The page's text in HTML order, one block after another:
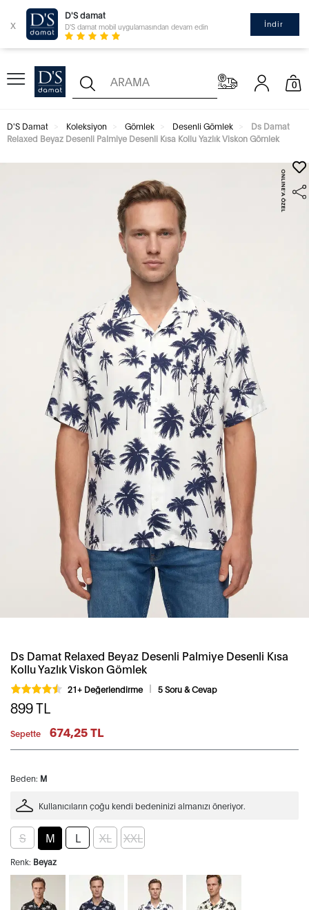
x
D'S damat
D'S damat mobil uygulamasından devam edin İndir
0
D'S Damat Koleksiyon Gömlek Desenli Gömlek
Ds Damat
Relaxed Beyaz Desenli Palmiye Desenli Kısa Kollu Yazlık Viskon Gömlek
Ds Damat Relaxed Beyaz Desenli Palmiye Desenli Kısa
Kollu Yazlık Viskon Gömlek
21+ Değerlendirme 5 Soru & Cevap
899TL
Sepette 674,25 TL
Beden: M
Kullanıcıların çoğu kendi bedeninizi almanızı öneriyor.
S M L XL XXL
Renk: Beyaz